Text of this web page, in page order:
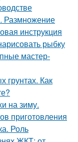
Размножение
инструкция
рыбку
мастер-
грунтах. Как
на зиму.
приготовления
Роль